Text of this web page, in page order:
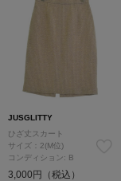
JUSGLITTY
ひざ丈スカート
サイズ：2(M位)
コンディション: B
3,000円（税込）